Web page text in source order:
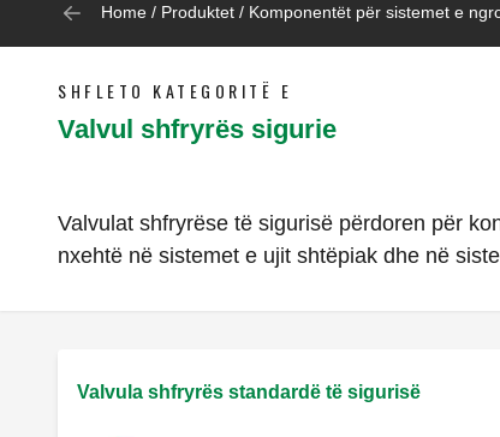
Home / Produktet / Komponentët për sistemet e
SHFLETO KATEGORITË E
Valvul shfryrës sigurie
Valvulat shfryrëse të sigurisë përdoren për
nxehtë në sistemet e ujit shtëpiak dhe në
Valvula shfryrës standardë të sigurisë